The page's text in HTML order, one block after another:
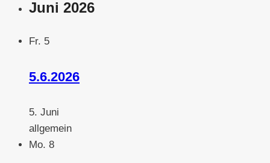
Juni 2026
Fr. 5
5.6.2026
5. Juni
allgemein
Mo. 8